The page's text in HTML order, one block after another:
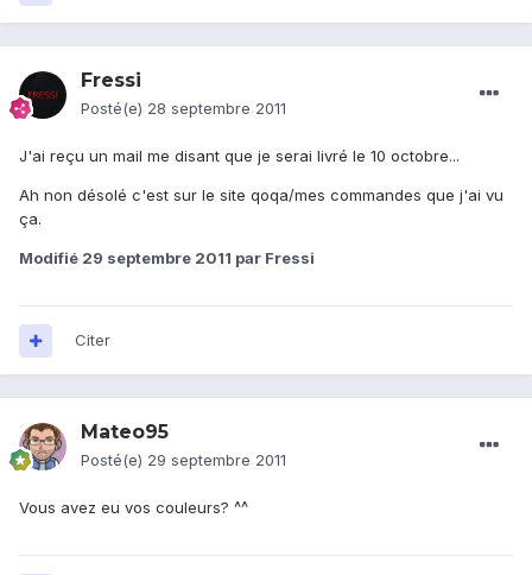
Fressi
Posté(e) 28 septembre 2011
J'ai reçu un mail me disant que je serai livré le 10 octobre...
Ah non désolé c'est sur le site qoqa/mes commandes que j'ai vu
ça.
Modifié 29 septembre 2011 par Fressi
Citer
Mateo95
Posté(e) 29 septembre 2011
Vous avez eu vos couleurs? ^^